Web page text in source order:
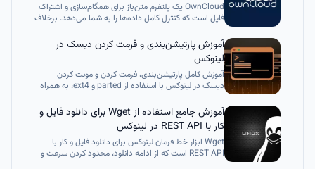
OwnCloud یک پلتفرم متن‌باز برای همگام‌سازی و اشتراک
فایل است که کنترل کامل داده‌ها را به شما می‌دهد. برخلاف
OwnCloud روی سرور شخصی شما اجرا می‌شود و امنیت،
حریم خصوصی و قابلیت سفارشی‌سازی بالایی ارائه می‌کند.
آموزش پارتیشن‌بندی و فرمت کردن دیسک در
لینوکس
آموزش کامل پارتیشن‌بندی، فرمت کردن و مونت کردن
دیسک در لینوکس با استفاده از parted و ext4، به همراه
آموزش جامع استفاده از Wget برای دانلود فایل و
کار با REST API در لینوکس
Wget ابزار خط فرمان لینوکس برای دانلود فایل و کار با
REST API است که از ادامه دانلود، محدود کردن سرعت و